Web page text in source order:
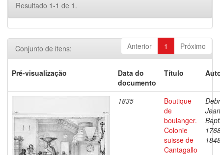
Resultado 1-1 de 1.
Anterior 1 Próximo
Conjunto de itens:
Pré-visualização
Data do
documento
Título
1835
Boutique
de
boulanger.
Colonie
suisse de
Cantagallo
Jean